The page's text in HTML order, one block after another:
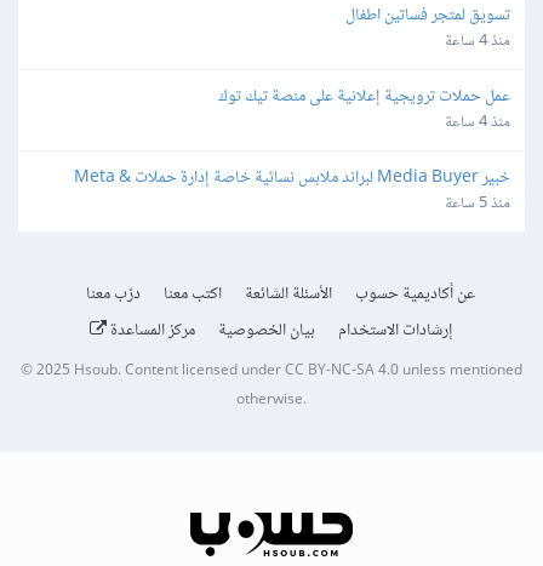
تسويق لمتجر فساتين اطفال
منذ 4 ساعة
عمل حملات ترويجية إعلانية على منصة تيك توك
منذ 4 ساعة
TikTok
منذ 5 ساعة
عن أكاديمية حسوب الأسئلة الشائعة اكتب معنا
درّب معنا
إرشادات الاستخدام
بيان الخصوصية مركز المساعدة
© 2025 Hsoub.Content licensed underCC BY-NC-SA 4.0unless mentioned
otherwise.